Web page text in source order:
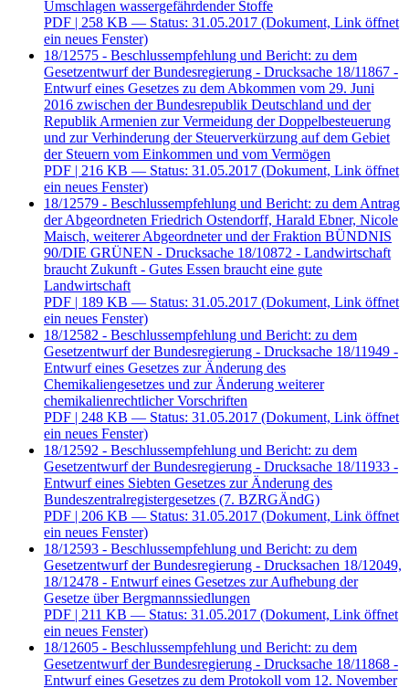
Umschlagen wassergefährdender Stoffe
PDF | 258 KB — Status: 31.05.2017 (Dokument, Link öffnet
ein neues Fenster)
18/12575 - Beschlussempfehlung und Bericht: zu dem
Gesetzentwurf der Bundesregierung - Drucksache 18/11867 -
Entwurf eines Gesetzes zu dem Abkommen vom 29. Juni
2016 zwischen der Bundesrepublik Deutschland und der
Republik Armenien zur Vermeidung der Doppelbesteuerung
und zur Verhinderung der Steuerverkürzung auf dem Gebiet
der Steuern vom Einkommen und vom Vermögen
PDF | 216 KB — Status: 31.05.2017 (Dokument, Link öffnet
ein neues Fenster)
18/12579 - Beschlussempfehlung und Bericht: zu dem Antrag
der Abgeordneten Friedrich Ostendorff, Harald Ebner, Nicole
Maisch, weiterer Abgeordneter und der Fraktion BÜNDNIS
90/DIE GRÜNEN - Drucksache 18/10872 - Landwirtschaft
braucht Zukunft - Gutes Essen braucht eine gute
Landwirtschaft
PDF | 189 KB — Status: 31.05.2017 (Dokument, Link öffnet
ein neues Fenster)
18/12582 - Beschlussempfehlung und Bericht: zu dem
Gesetzentwurf der Bundesregierung - Drucksache 18/11949 -
Entwurf eines Gesetzes zur Änderung des
Chemikaliengesetzes und zur Änderung weiterer
chemikalienrechtlicher Vorschriften
PDF | 248 KB — Status: 31.05.2017 (Dokument, Link öffnet
ein neues Fenster)
18/12592 - Beschlussempfehlung und Bericht: zu dem
Gesetzentwurf der Bundesregierung - Drucksache 18/11933 -
Entwurf eines Siebten Gesetzes zur Änderung des
Bundeszentralregistergesetzes (7. BZRGÄndG)
PDF | 206 KB — Status: 31.05.2017 (Dokument, Link öffnet
ein neues Fenster)
18/12593 - Beschlussempfehlung und Bericht: zu dem
Gesetzentwurf der Bundesregierung - Drucksachen 18/12049,
18/12478 - Entwurf eines Gesetzes zur Aufhebung der
Gesetze über Bergmannssiedlungen
PDF | 211 KB — Status: 31.05.2017 (Dokument, Link öffnet
ein neues Fenster)
18/12605 - Beschlussempfehlung und Bericht: zu dem
Gesetzentwurf der Bundesregierung - Drucksache 18/11868 -
Entwurf eines Gesetzes zu dem Protokoll vom 12. November